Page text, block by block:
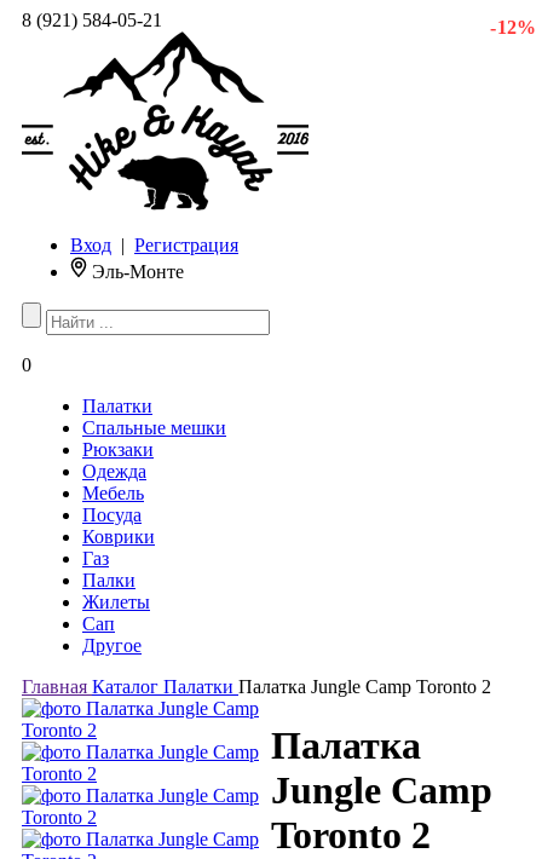
8 (921) 584-05-21
Вход | Регистрация
Эль-Монте
0
Палатки
Спальные мешки
Рюкзаки
Одежда
Мебель
Посуда
Коврики
Газ
Палки
Жилеты
Сап
Другое
Главная Каталог Палатки Палатка Jungle Camp Toronto 2
- 12 %
Палатка
Jungle Camp
Toronto 2